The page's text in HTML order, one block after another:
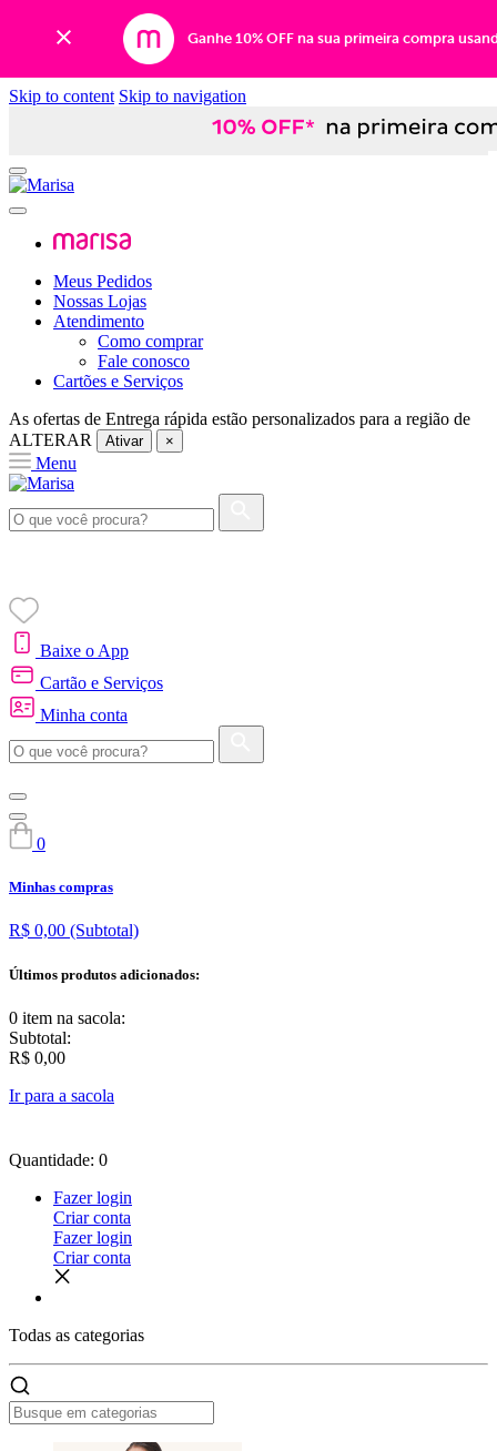
Ganhe 10% OFF na sua primeira compra
Skip to content Skip to navigation
Meus Pedidos
Nossas Lojas
Atendimento
Como comprar
Fale conosco
Cartões e Serviços
As ofertas de Entrega rápida estão personalizados para a região de
ALTERAR
Ativar ×
Menu
Baixe o App
Cartão e Serviços
Minha conta
0
Minhas compras
R$ 0,00 (Subtotal)
Últimos produtos adicionados:
0 item na sacola:
Subtotal:
R$ 0,00
Ir para a sacola
Quantidade: 0
Fazer login
Criar conta
Fazer login
Criar conta
Todas as categorias